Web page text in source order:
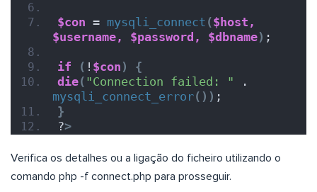
$con = mysqli_connect ($host,
$username,
$password, $dbname) ;
if ( ! $con )
{
die( "Connection failed: "
mysqli_connect_error()) ;
}
?>
Verifica os detalhes ou a ligação do ficheiro utilizando o
comando php -f connect.php para prosseguir.